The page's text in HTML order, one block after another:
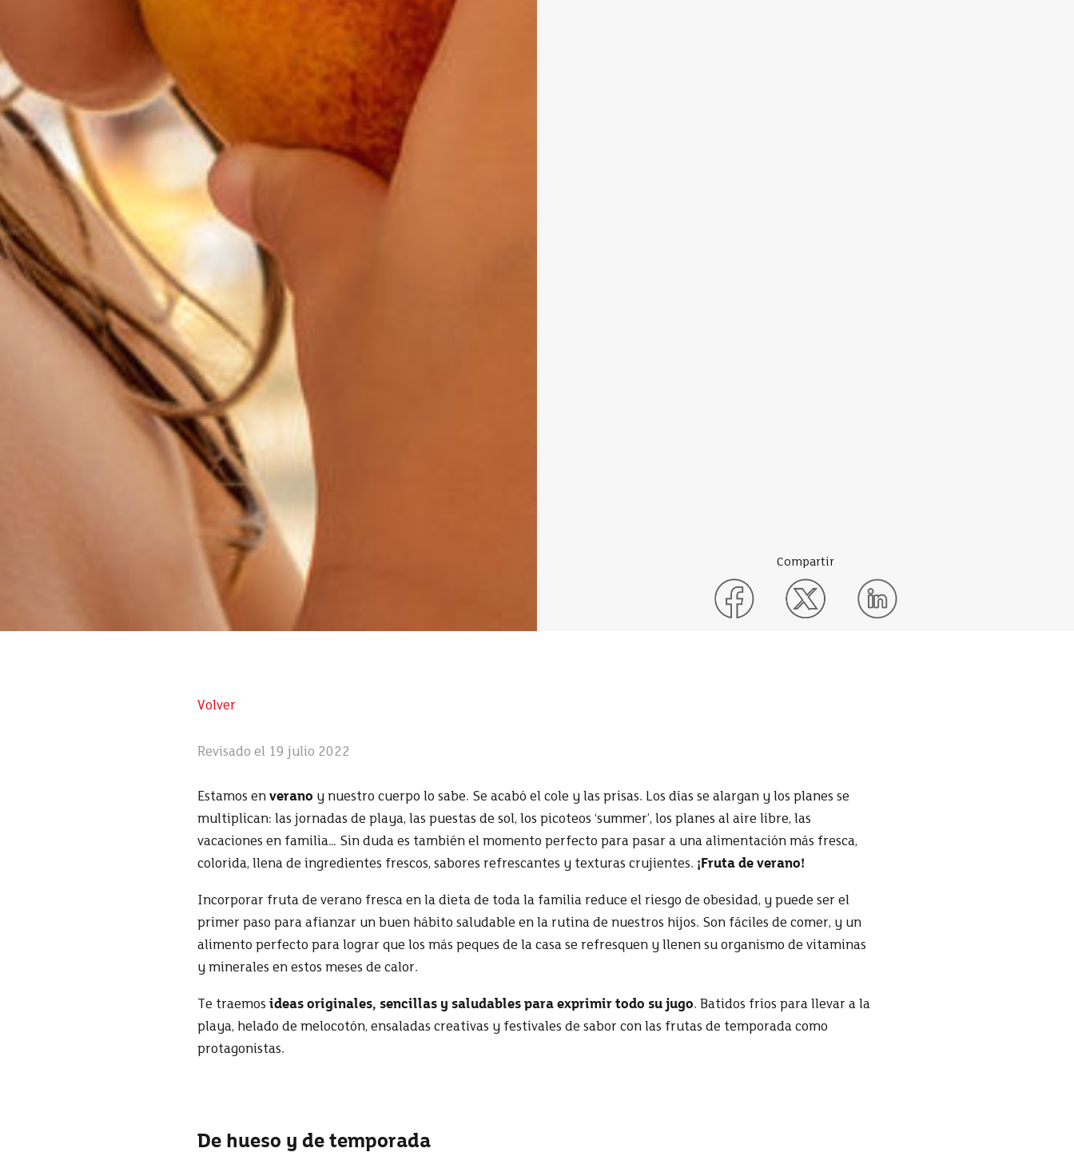
Compartir
Volver
Revisado el 19 julio 2022
Estamos en verano y nuestro cuerpo lo sabe. Se acabó el cole y las prisas. Los días se alargan y los planes se
multiplican: las jornadas de playa, las puestas de sol, los picoteos ‘summer’, los planes al aire libre, las
vacaciones en familia… Sin duda es también el momento perfecto para pasar a una alimentación más fresca,
colorida, llena de ingredientes frescos, sabores refrescantes y texturas crujientes. ¡Fruta de verano!
Incorporar fruta de verano fresca en la dieta de toda la familia reduce el riesgo de obesidad, y puede ser el
primer paso para afianzar un buen hábito saludable en la rutina de nuestros hijos. Son fáciles de comer, y un
alimento perfecto para lograr que los más peques de la casa se refresquen y llenen su organismo de vitaminas
y minerales en estos meses de calor.
Te traemos ideas originales, sencillas y saludables para exprimir todo su jugo. Batidos fríos para llevar a la
playa, helado de melocotón, ensaladas creativas y festivales de sabor con las frutas de temporada como
protagonistas.
De hueso y de temporada